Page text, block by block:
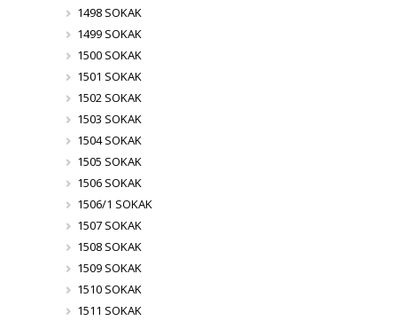
1498 SOKAK
1499 SOKAK
1500 SOKAK
1501 SOKAK
1502 SOKAK
1503 SOKAK
1504 SOKAK
1505 SOKAK
1506 SOKAK
1506/1 SOKAK
1507 SOKAK
1508 SOKAK
1509 SOKAK
1510 SOKAK
1511 SOKAK